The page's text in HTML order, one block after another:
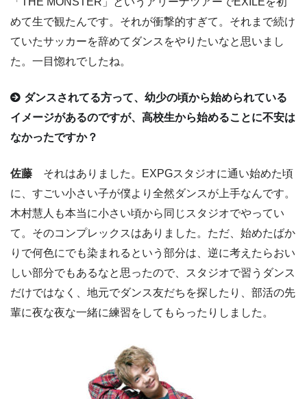
めて生で観たんです。それが衝撃的すぎて。それまで続け
ていたサッカーを辞めてダンスをやりたいなと思いまし
た。一目惚れでしたね。
ダンスされてる方って、幼少の頃から始められている
イメージがあるのですが、高校生から始めることに不安は
なかったですか？
佐藤 それはありました。EXPGスタジオに通い始めた頃
に、すごい小さい子が僕より全然ダンスが上手なんです。
木村慧人も本当に小さい頃から同じスタジオでやってい
て。そのコンプレックスはありました。ただ、始めたばか
りで何色にでも染まれるという部分は、逆に考えたらおい
しい部分でもあるなと思ったので、スタジオで習うダンス
だけではなく、地元でダンス友だちを探したり、部活の先
輩に夜な夜な一緒に練習をしてもらったりしました。